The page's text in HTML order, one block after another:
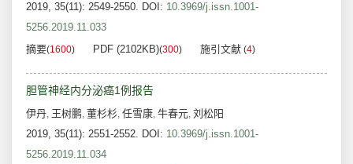
2019, 35(11): 2549-2550. DOI: 10.3969/j.issn.1001-
5256.2019.11.033
摘要(1600) PDF (2102KB)(300) 施引文献 (4)
胆管神经内分泌癌1例报告
伊丹, 王树鹏, 董杉杉, 任雪康, 牛春元, 刘松阳
2019, 35(11): 2551-2552. DOI: 10.3969/j.issn.1001-
5256.2019.11.034